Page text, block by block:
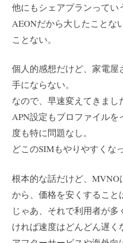
他にもシェアプランってい
AEONだから大したことな
ことない。
個人的感想だけど、家電屋
手にならない。
なので、早速変えてきまし
APN設定もプロファイル
度も特に問題なし。
どこのSIMもやりやすくな
根本的な話だけど、
から、価格を安くすること
じゃあ、それで利用者が
ければ速度はどんどん遅く